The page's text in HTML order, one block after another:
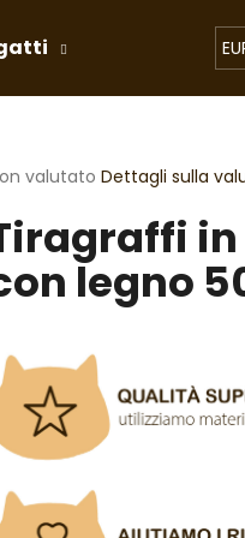
Giochi per
stelle.
valutato Dettagli sulla
in
legno
RICERCA